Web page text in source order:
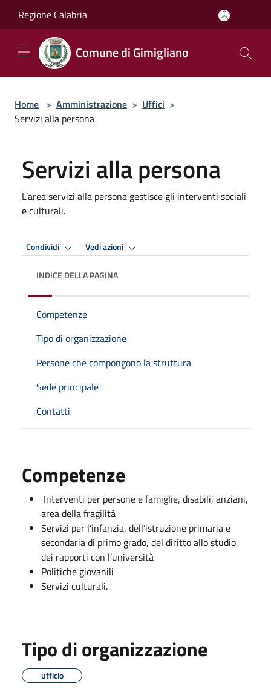
Regione Calabria
Comune di Gimigliano
Home > Amministrazione > Uffici >
Servizi alla persona
Servizi alla persona
L’area servizi alla persona gestisce gli interventi sociali
e culturali.
Condividi Vedi azioni
INDICE DELLA PAGINA
Competenze
Tipo di organizzazione
Persone che compongono la struttura
Sede principale
Contatti
Competenze
Interventi per persone e famiglie, disabili, anziani,
area della fragilità
Servizi per l’infanzia, dell’istruzione primaria e
secondaria di primo grado, del diritto allo studio,
dei rapporti con l’università
Politiche giovanili
Servizi culturali.
Tipo di organizzazione
ufficio